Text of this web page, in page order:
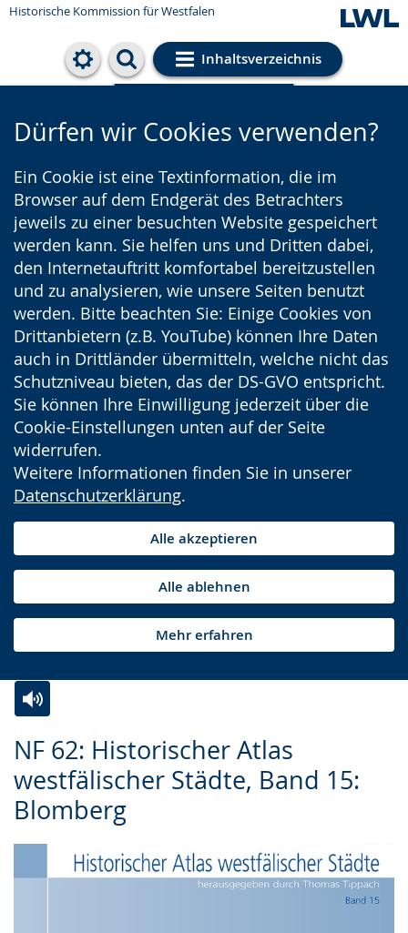
Historische Kommission für Westfalen
Inhaltsverzeichnis
Cookie-Einstellungen
Dürfen wir Cookies verwenden?
Ein Cookie ist eine Textinformation, die im
Browser auf dem Endgerät des Betrachters
jeweils zu einer besuchten Website gespeichert
werden kann. Sie helfen uns und Dritten dabei,
den Internetauftritt komfortabel bereitzustellen
und zu analysieren, wie unsere Seiten benutzt
werden. Bitte beachten Sie: Einige Cookies von
Drittanbietern (z.B. YouTube) können Ihre Daten
auch in Drittländer übermitteln, welche nicht das
Schutzniveau bieten, das der DS-GVO entspricht.
Sie können Ihre Einwilligung jederzeit über die
Cookie-Einstellungen unten auf der Seite
widerrufen.
Weitere Informationen finden Sie in unserer
Datenschutzerklärung.
Alle akzeptieren
Alle ablehnen
Mehr erfahren
NF 62: Historischer Atlas
westfälischer Städte, Band 15:
Blomberg
Leichten
Sprache
wechseln.
Audio-
Unterstützung.
Video
in
Deutscher